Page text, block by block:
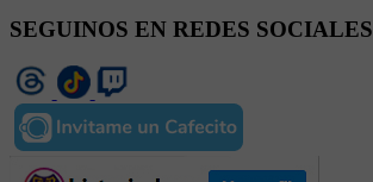
SEGUINOS EN REDES SOCIALES